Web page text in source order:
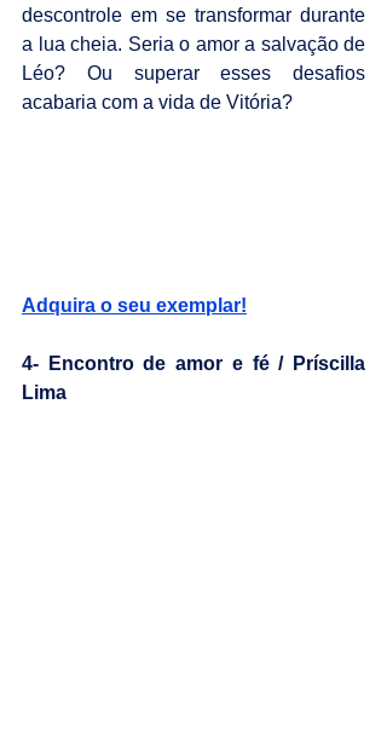
descontrole em se transformar durante
a lua cheia. Seria o amor a salvação de
Léo? Ou superar esses desafios
acabaria com a vida de Vitória?
Adquira o seu exemplar!
4- Encontro de amor e fé / Príscilla
Lima